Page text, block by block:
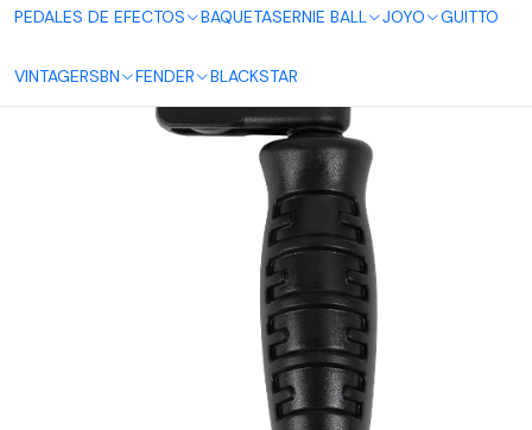
PEDALES DE EFECTOS BAQUETASERNIE BALL JOYO GUITTO
VINTAGERSBN FENDER BLACKSTAR